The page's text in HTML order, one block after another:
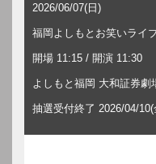
2026/06/07(日)
福岡よしもとお笑いライ
開場 11:15 / 開演 11:30
よしもと福岡 大和証券劇
抽選受付終了 2026/04/